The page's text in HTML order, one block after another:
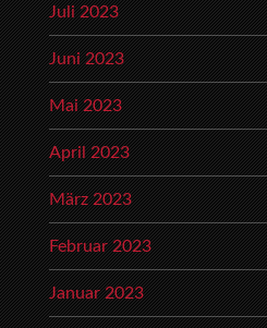
Juli 2023
Juni 2023
Mai 2023
April 2023
März 2023
Februar 2023
Januar 2023